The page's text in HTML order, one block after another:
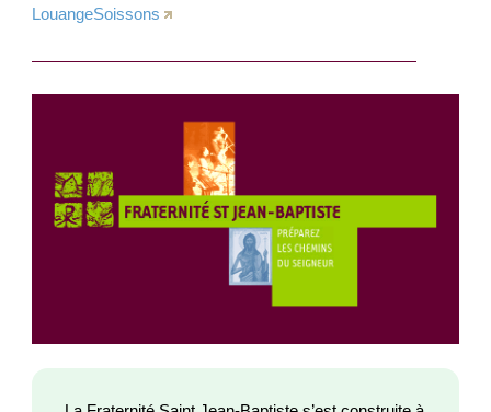
LouangeSoissons